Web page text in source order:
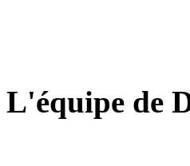
L'équipe de